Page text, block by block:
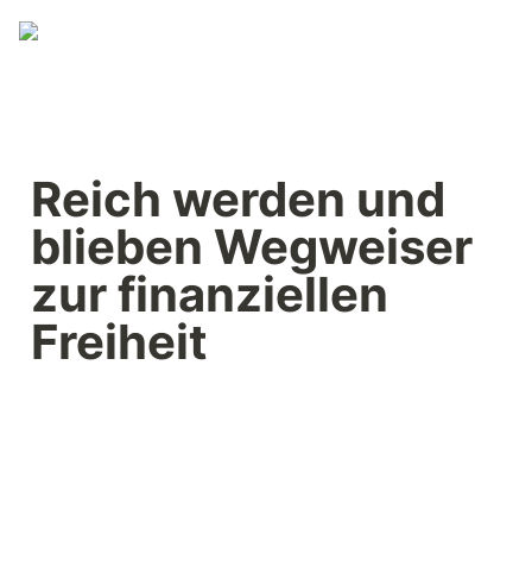
Reich werden und
blieben Wegweiser
zur finanziellen
Freiheit